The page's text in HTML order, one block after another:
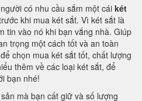
có nhu cầu sắm một cái két
khi mua két sắt. Vì két sắt là
tin vào nó khi bạn vắng nhà. Giúp
trọng một cách tốt và an toàn
chọn mua két sắt tốt, chất lượng
thêm về các loại két sắt, để
bạn nhé!
mà bạn cất giữ và số lượng